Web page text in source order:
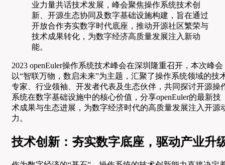
业力量共话技术发展，峰会聚焦操作系统技术创
新、开源生态协同及数字基础设施构建，旨在通过
开放合作夯实数字时代底座，推动开源社区繁荣与
技术成果转化，为数字经济高质量发展注入新动
能。
2023 openEuler操作系统技术峰会在深圳隆重召开，本次峰会
以“智联万物，数启未来”为主题，汇聚了操作系统领域的技
专家、行业领袖、开发者代表及生态伙伴，共同探讨开源操
系统在数字基础设施中的核心价值，分享openEuler的最新技
术成果与生态进展，为数字经济时代的高质量发展注入开源
力。
技术创新：夯实数字底座，驱动产业升